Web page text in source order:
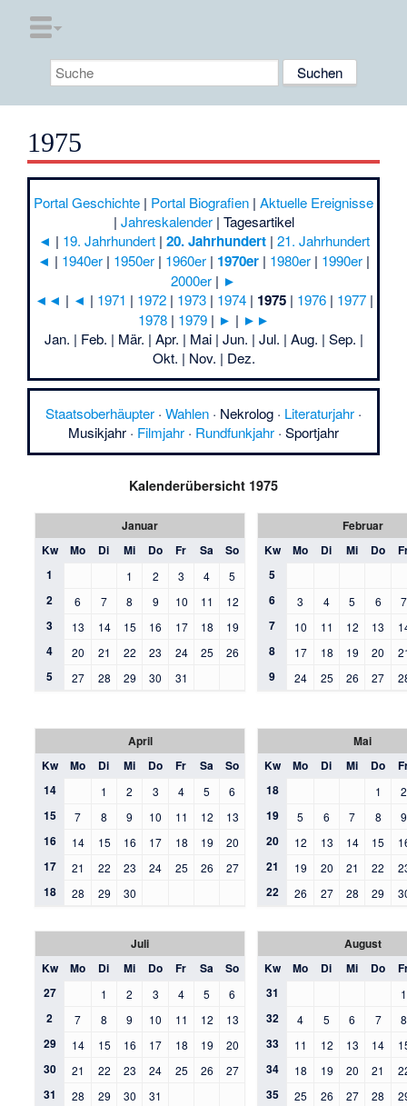
1975
Portal Geschichte | Portal Biografien | Aktuelle Ereignisse
| Jahreskalender| Tagesartikel
◄ | 19. Jahrhundert| 20. Jahrhundert| 21. Jahrhundert
◄ | 1940er | 1950er | 1960er | 1970er | 1980er | 1990er |
2000er | ►
◄◄ | ◄ | 1971 | 1972| 1973| 1974| 1975| 1976| 1977|
1978| 1979| ► | ►►
Jan. | Feb. | Mär. | Apr. | Mai | Jun. | Jul. | Aug. | Sep. |
Okt. | Nov. | Dez.
Staatsoberhäupter · Wahlen · Nekrolog · Literaturjahr ·
Musikjahr · Filmjahr · Rundfunkjahr · Sportjahr
Kalenderübersicht 1975
Januar
Kw
Mo Di Mi Do Fr Sa
So
1
1 2 3 4 5
2 6 7 8 9 10 11 12
3 13 14 15 16 17 18 19
4 20 21 22 23 24 25 26
5 27 28 29 30 31
Februar
Kw
Mo Di Mi Do
5
6
3 4 5 6 7
7 10 11 12 13
8 17 18 19 20
9 24 25 26 27
April
Kw
Mo Di Mi Do Fr Sa
So
14
1 2 3 4 5 6
15 7 8 9 10 11 12 13
16 14 15 16 17 18 19 20
17 21 22 23 24 25 26 27
18 28 29 30
Mai
Kw
Mo Di Mi Do
18
1 2
19 5 6 7 8 9
20 12 13 14 15
21 19 20 21 22
22 26 27 28 29
Juli
Kw
Mo Di Mi Do Fr Sa
So
27
1 2 3 4 5 6
2 7 8 9 10 11 12 13
29 14 15 16 17 18 19 20
30 21 22 23 24 25 26 27
31 28 29 30 31
August
Kw
Mo Di Mi Do
31
1
32 4 5 6 7 8
33 11 12 13 14
34 18 19 20 21
35 25 26 27 28